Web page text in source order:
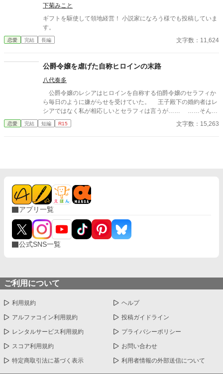
下菊みこと
ギフトを駆使して領地経営！ 小説家になろう様でも投稿していま
す。
恋愛 完結 長編 文字数：11,624
公爵令嬢を虐げた自称ヒロインの末路
八代奏多
公爵令嬢のレシアはヒロインを自称する伯爵令嬢のセラフィか
ら毎日のように嫌がらせを受けていた。 王子殿下の婚約者はレ
シアではなく私が相応しいとセラフィは言うが…… ……そんな
こと、絶対にさせませんわよ？
恋愛 完結 短編 R15 文字数：15,263
アプリ一覧
公式SNS一覧
ご利用について
利用規約 ヘルプ
アルファコイン利用規約 投稿ガイドライン
レンタルサービス利用規約 プライバシーポリシー
スコア利用規約 お問い合わせ
特定商取引法に基づく表示 利用者情報の外部送信について